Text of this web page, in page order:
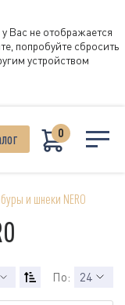
Вас не отображается
попробуйте сбросить
устройством
0
и шнеки NERO
По: 24